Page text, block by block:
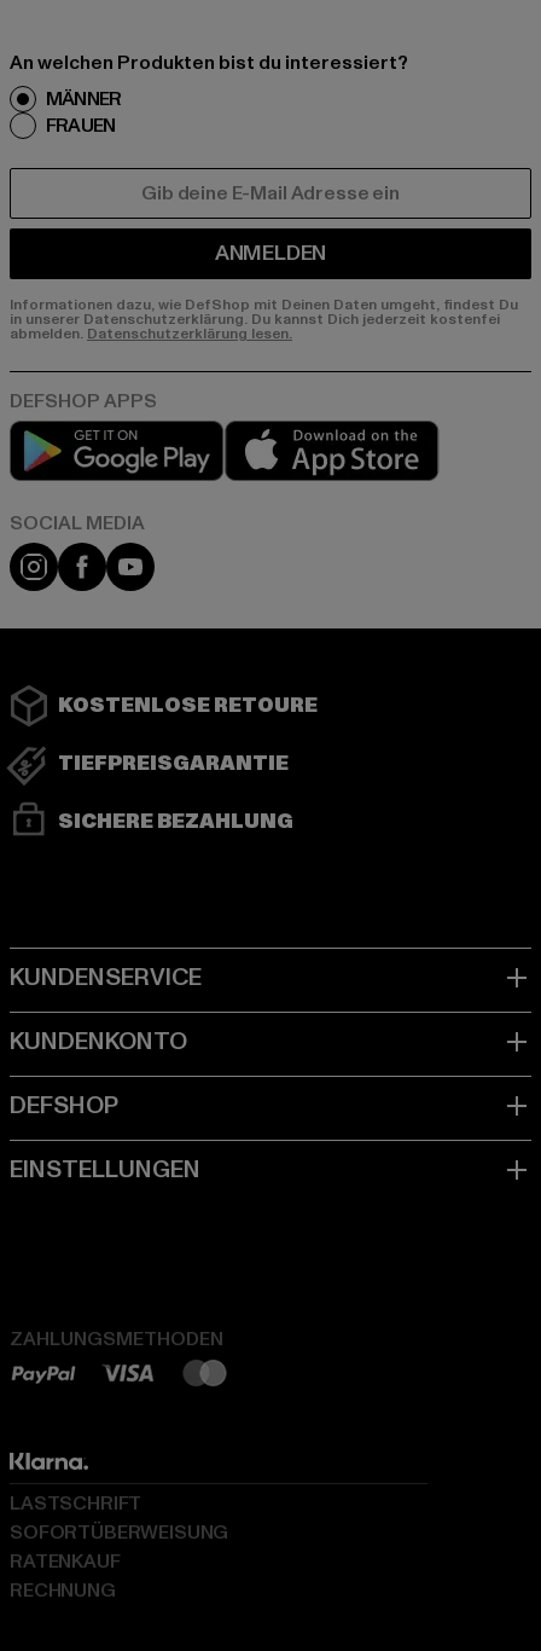
An welchen Produkten bist du interessiert?
MÄNNER
FRAUEN
ANMELDEN
Informationen dazu, wie DefShop mit Deinen Daten umgeht, findest Du
in unserer Datenschutzerklärung. Du kannst Dich jederzeit kostenfei
abmelden. Datenschutzerklärung lesen.
Play market
Instagram
FacebookYouTube
KOSTENLOSE RETOURE
TIEFPREISGARANTIE
SICHERE BEZAHLUNG
ZAHLUNGSMETHODEN
LASTSCHRIFT
SOFORTÜBERWEISUNG
RATENKAUF
RECHNUNG